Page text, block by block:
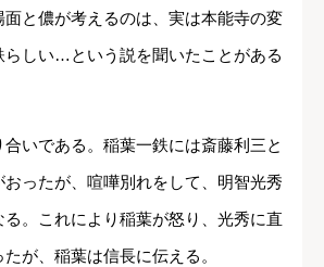
面と儂が考えるのは、実は本能寺の変
らしい…という説を聞いたことがある
合いである。稲葉一鉄には斎藤利三と
ったが、喧嘩別れをして、明智光秀
。これにより稲葉が怒り、光秀に直
が、稲葉は信長に伝える。